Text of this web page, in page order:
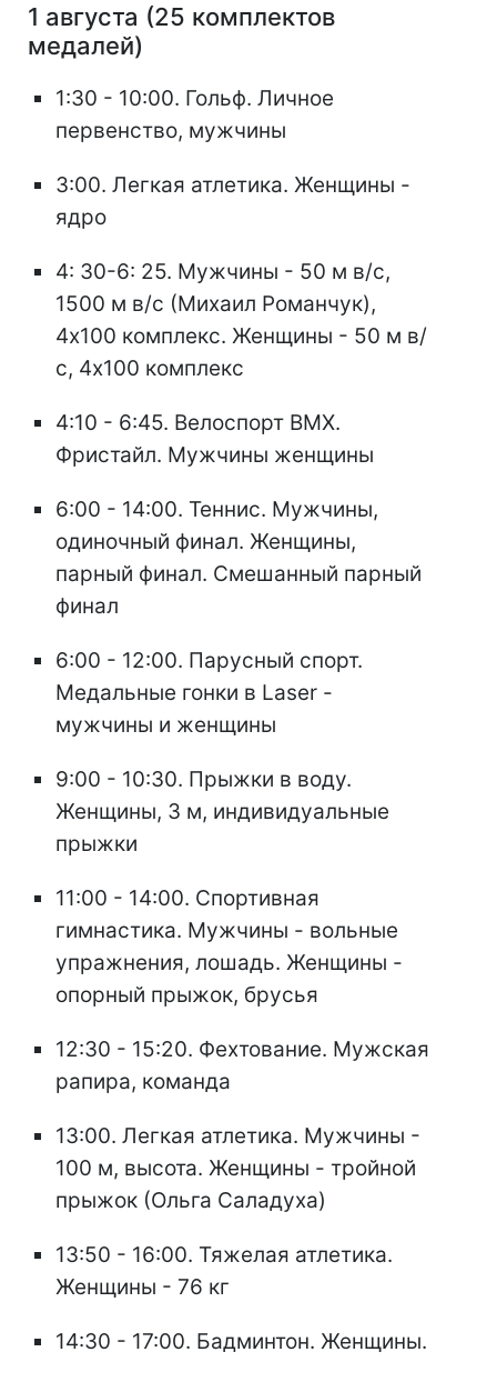
1 августа (25 комплектов
медалей)
1:30 - 10:00. Гольф. Личное
первенство, мужчины
3:00. Легкая атлетика. Женщины -
ядро
4: 30-6: 25. Мужчины - 50 м в/с,
1500 м в/с (Михаил Романчук),
4х100 комплекс. Женщины - 50 м в/
с, 4х100 комплекс
4:10 - 6:45. Велоспорт ВМХ.
Фристайл. Мужчины женщины
6:00 - 14:00. Теннис. Мужчины,
одиночный финал. Женщины,
парный финал. Смешанный парный
финал
6:00 - 12:00. Парусный спорт.
Медальные гонки в Laser -
мужчины и женщины
9:00 - 10:30. Прыжки в воду.
Женщины, 3 м, индивидуальные
прыжки
11:00 - 14:00. Спортивная
гимнастика. Мужчины - вольные
упражнения, лошадь. Женщины -
опорный прыжок, брусья
12:30 - 15:20. Фехтование. Мужская
рапира, команда
13:00. Легкая атлетика. Мужчины -
100 м, высота. Женщины - тройной
прыжок (Ольга Саладуха)
13:50 - 16:00. Тяжелая атлетика.
Женщины - 76 кг
14:30 - 17:00. Бадминтон. Женщины.